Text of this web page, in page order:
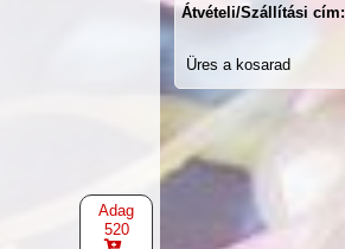
Adag
520
Átvételi/Szállítási cím:
Üres a kosarad